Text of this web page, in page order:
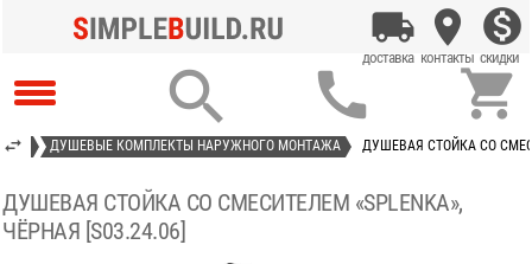
  
ДУШЕВЫЕ КОМПЛЕКТЫ НАРУЖНОГО МОНТАЖА ДУШЕВАЯ СТОЙКА СО
ДУШЕВАЯ СТОЙКА СО СМЕСИТЕЛЕМ «SPLENKA»,
ЧЁРНАЯ [S03.24.06]